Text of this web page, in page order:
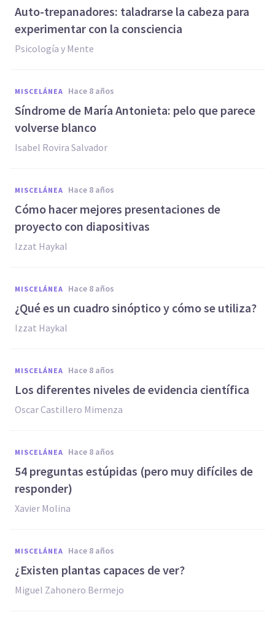
Auto-trepanadores: taladrarse la cabeza para
experimentar con la consciencia
Psicología y Mente
MISCELÁNEA hace 8 años
Síndrome de María Antonieta: pelo que parece
volverse blanco
Isabel Rovira Salvador
MISCELÁNEA hace 8 años
Cómo hacer mejores presentaciones de
proyecto con diapositivas
Izzat Haykal
MISCELÁNEA hace 8 años
¿Qué es un cuadro sinóptico y cómo se utiliza?
Izzat Haykal
MISCELÁNEA hace 8 años
Los diferentes niveles de evidencia científica
Oscar Castillero Mimenza
MISCELÁNEA hace 8 años
54 preguntas estúpidas (pero muy difíciles de
responder)
Xavier Molina
MISCELÁNEA hace 8 años
¿Existen plantas capaces de ver?
Miguel Zahonero Bermejo